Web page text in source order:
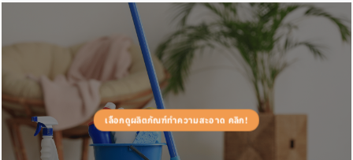
เลือกดูผลิตภัณฑ์ทำความสะอาด คลิก!